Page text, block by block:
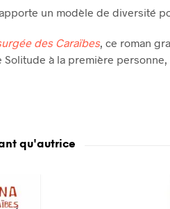
un modèle de diversité
des Caraïbes, ce roman
à la première
qu'autrice